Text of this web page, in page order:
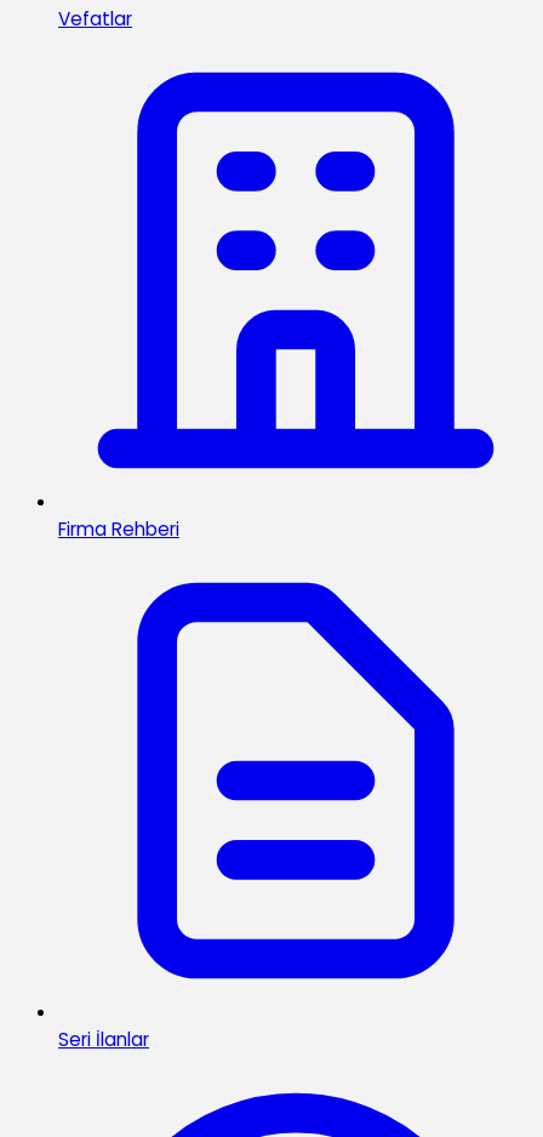
Vefatlar
Firma Rehberi
Seri İlanlar